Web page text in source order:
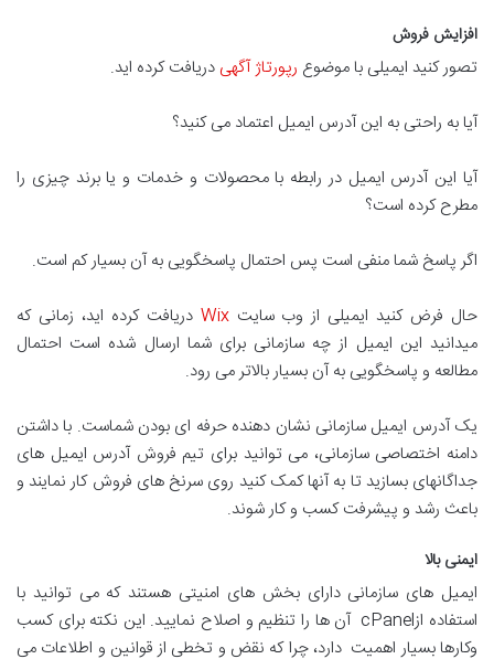
افزایش فروش
تصور کنید ایمیلی با موضوع رپورتاژ آگهی دریافت کرده اید.
آیا به راحتی به این آدرس ایمیل اعتماد می کنید؟
آیا این آدرس ایمیل در رابطه با محصولات و خدمات و یا برند چیزی را
مطرح کرده است؟
اگر پاسخ شما منفی است پس احتمال پاسخگویی به آن بسیار کم است.
حال فرض کنید ایمیلی از وب سایتWix دریافت کرده اید، زمانی که
میدانید این ایمیل از چه سازمانی برای شما ارسال شده است احتمال
مطالعه و پاسخگویی به آن بسیار بالاتر می رود.
یک آدرس ایمیل سازمانی نشان دهنده حرفه ای بودن شماست. با داشتن
دامنه اختصاصی سازمانی، می توانید برای تیم فروش آدرس ایمیل های
جداگانه­ای بسازید تا به آنها کمک کنید روی سرنخ های فروش کار نمایند و
باعث رشد و پیشرفت کسب و کار شوند.
ایمنی بالا
ایمیل های سازمانی دارای بخش های امنیتی هستند که می توانید با
استفاده ازcPanel آن ها را تنظیم و اصلاح نمایید. این نکته برای کسب
وکارها بسیار اهمیت دارد، چرا که نقض و تخطی از قوانین و اطلاعات می